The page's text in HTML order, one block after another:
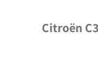
Citroën